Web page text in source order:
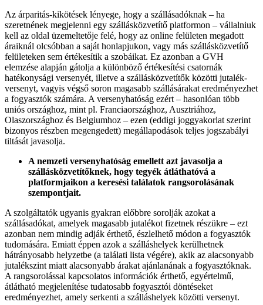
Az árparitás-kikötések lényege, hogy a szállásadóknak – ha
szeretnének megjelenni egy szállásközvetítő platformon – vállalniuk
kell az oldal üzemeltetője felé, hogy az online felületen megadott
áraiknál olcsóbban a saját honlapjukon, vagy más szállásközvetítő
felületeken sem értékesítik a szobáikat. Ez azonban a GVH
elemzése alapján gátolja a különböző értékesítési csatornák
hatékonysági versenyét, illetve a szállásközvetítők közötti jutalék-
versenyt, vagyis végső soron magasabb szállásárakat eredményezhet
a fogyasztók számára. A versenyhatóság ezért – hasonlóan több
uniós országhoz, mint pl. Franciaországhoz, Ausztriához,
Olaszországhoz és Belgiumhoz – ezen (eddigi joggyakorlat szerint
bizonyos részben megengedett) megállapodások teljes jogszabályi
tiltását javasolja.
A nemzeti versenyhatóság emellett azt javasolja a
szállásközvetítőknek, hogy tegyék átláthatóvá a
platformjaikon a keresési találatok rangsorolásának
szempontjait.
A szolgáltatók ugyanis gyakran előbbre sorolják azokat a
szállásadókat, amelyek magasabb jutalékot fizetnek részükre – ezt
azonban nem mindig adják érthető, észlelhető módon a fogyasztók
tudomására. Emiatt éppen azok a szálláshelyek kerülhetnek
hátrányosabb helyzetbe (a találati lista végére), akik az alacsonyabb
jutalékszint miatt alacsonyabb árakat ajánlanának a fogyasztóknak.
A rangsorolással kapcsolatos információk érthető, egyértelmű,
átlátható megjelenítése tudatosabb fogyasztói döntéseket
eredményezhet, amely serkenti a szálláshelyek közötti versenyt.